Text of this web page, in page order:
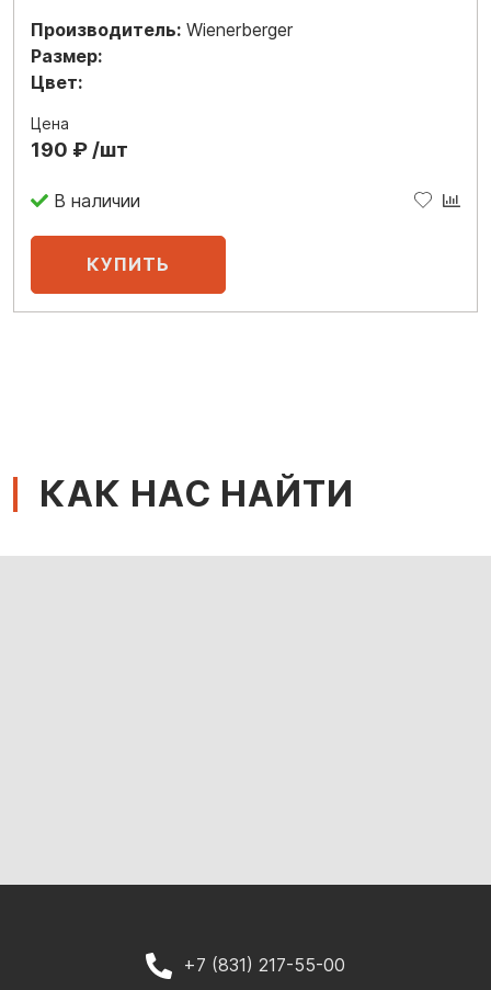
Производитель: Wienerberger
Размер:
Цвет:
Цена
190 ₽ /шт
В наличии
КАК НАС НАЙТИ
+7 (831) 217-55-00